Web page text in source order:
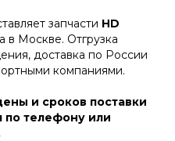
запчасти HD
в Москве. Отгрузка
доставка по России
компаниями.
и сроков поставки
телефону или